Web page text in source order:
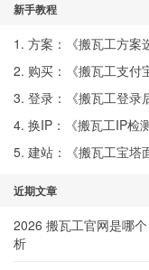
新手教程
1. 方案：《搬瓦工方案
2. 购买：《搬瓦工支付
3. 登录：《搬瓦工登录
4. 换IP：《搬瓦工IP检
5. 建站：《搬瓦工宝塔
近期文章
2026 搬瓦工官网是哪
析